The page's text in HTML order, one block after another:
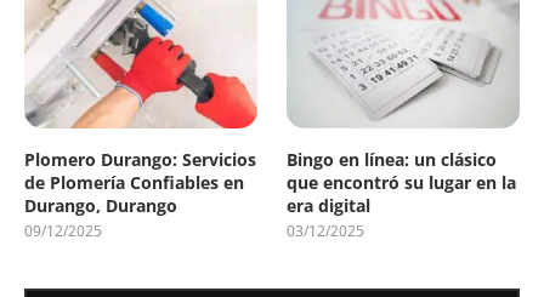
Plomero Durango: Servicios
de Plomería Confiables en
Durango, Durango
09/12/2025
Bingo en línea: un clásico
que encontró su lugar en la
era digital
03/12/2025